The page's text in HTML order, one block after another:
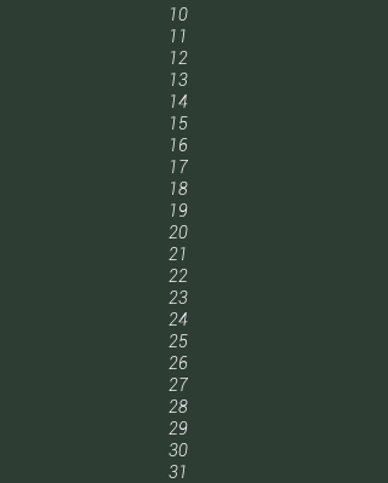
10
11
12
13
14
15
16
17
18
19
20
21
22
23
24
25
26
27
28
29
30
31